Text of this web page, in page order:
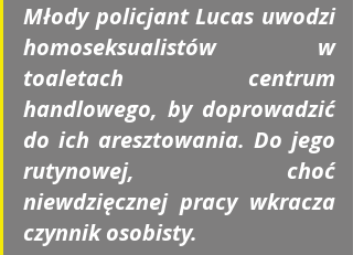
Młody policjant Lucas uwodzi
homoseksualistów w
toaletach centrum
handlowego, by doprowadzić
do ich aresztowania. Do jego
rutynowej, choć
niewdzięcznej pracy wkracza
czynnik osobisty.